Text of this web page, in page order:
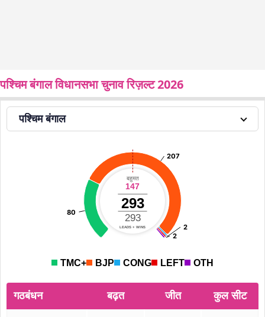
पश्चिम बंगाल विधानसभा चुनाव रिज़ल्ट 2026